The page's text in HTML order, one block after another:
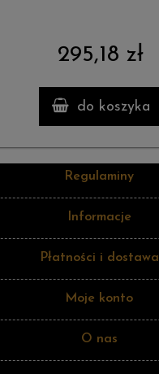
295,18 zł
do koszyka
Regulaminy
Informacje
Płatności i dostawa
Moje konto
O nas